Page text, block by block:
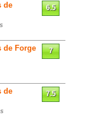
de
6.5
de Forge
7
de
7.5